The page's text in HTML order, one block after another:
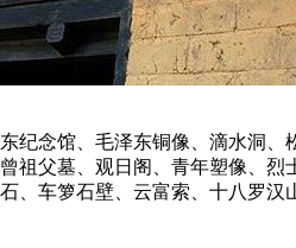
纪念馆、毛泽东铜像、滴水洞
祖父墓、观日阁、青年塑像、烈
、车箩石壁、云富索、十八罗